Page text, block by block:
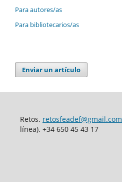
Para autores/as
Para bibliotecarios/as
Enviar un artículo
Retos. retosfeadef@gmail.com
línea). +34 650 45 43 17